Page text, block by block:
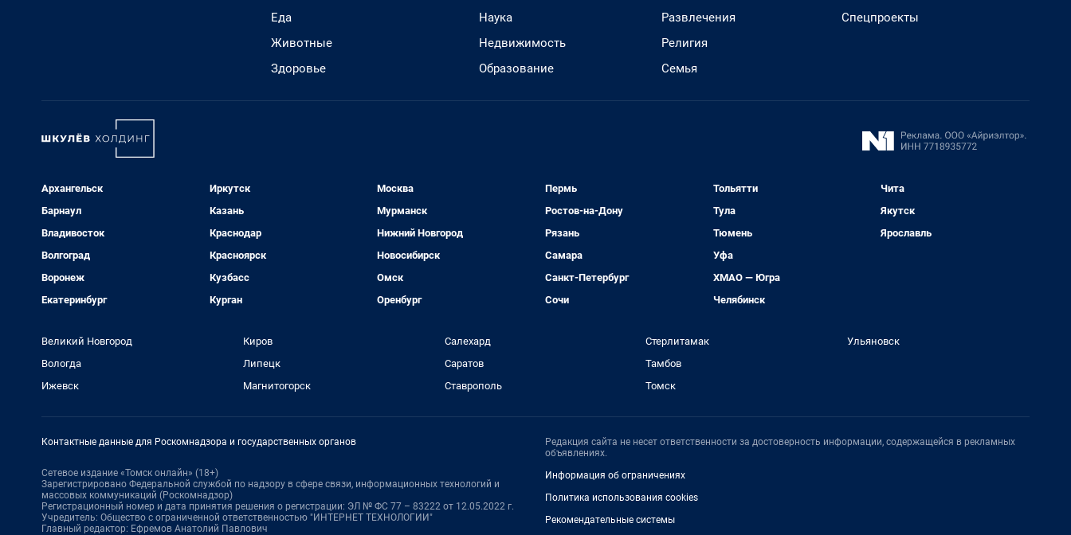
Еда
Животные
Здоровье
Наука
Недвижимость
Образование
Развлечения
Религия
Семья
Спецпроекты
Архангельск
Барнаул
Владивосток
Волгоград
Воронеж
Екатеринбург
Иркутск
Казань
Краснодар
Красноярск
Кузбасс
Курган
Москва
Мурманск
Нижний Новгород
Новосибирск
Омск
Оренбург
Пермь
Ростов-на-Дону
Рязань
Самара
Санкт-Петербург
Сочи
Тольятти
Тула
Тюмень
Уфа
ХМАО — Югра
Челябинск
Чита
Якутск
Ярославль
Великий Новгород
Вологда
Ижевск
Киров
Липецк
Магнитогорск
Салехард
Саратов
Ставрополь
Стерлитамак
Тамбов
Томск
Ульяновск
Контактные данные для Роскомнадзора и государственных органов
Сетевое издание «Томск онлайн» (18+)
Зарегистрировано Федеральной службой по надзору в сфере связи, информационных технологий и
массовых коммуникаций (Роскомнадзор)
Регистрационный номер и дата принятия решения о регистрации: ЭЛ № ФС 77 – 83222 от 12.05.2022 г.
Учредитель: Общество с ограниченной ответственностью "ИНТЕРНЕТ ТЕХНОЛОГИИ"
Главный редактор: Ефремов Анатолий Павлович
Редакция сайта не несет ответственности за достоверность информации, содержащейся в рекламных
объявлениях.
Информация об ограничениях
Политика использования cookies
Рекомендательные системы